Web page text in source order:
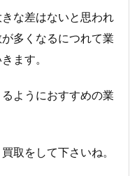
な差はないと思われ
多くなるにつれて業
ます。
ようにおすすめの業
取をして下さいね。